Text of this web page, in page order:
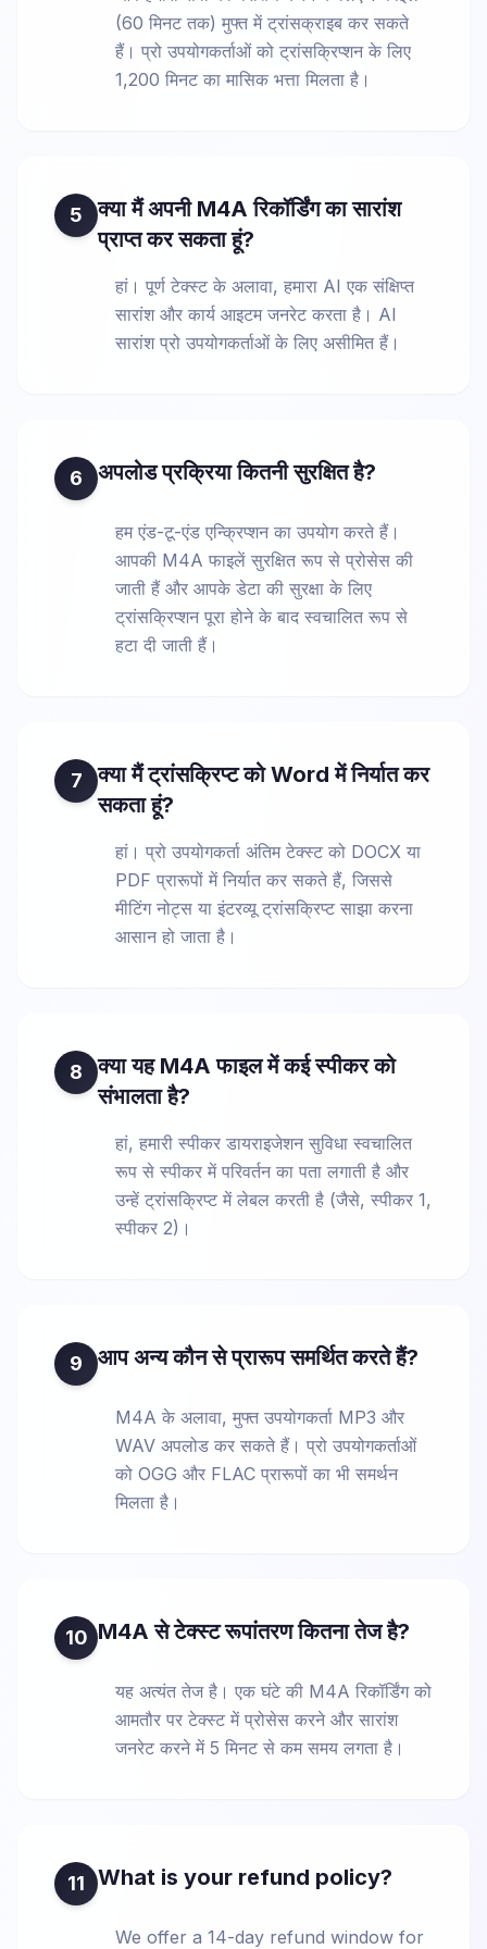
(60 मिनट तक) मुफ्त में ट्रांसक्राइब कर सकते
हैं। प्रो उपयोगकर्ताओं को ट्रांसक्रिप्शन के लिए
1,200 मिनट का मासिक भत्ता मिलता है।
5
क्या मैं अपनी M4A रिकॉर्डिंग का सारांश
प्राप्त कर सकता हूं?
हां। पूर्ण टेक्स्ट के अलावा, हमारा AI एक संक्षिप्त
सारांश और कार्य आइटम जनरेट करता है। AI
सारांश प्रो उपयोगकर्ताओं के लिए असीमित हैं।
6 अपलोड प्रक्रिया कितनी सुरक्षित है?
हम एंड-टू-एंड एन्क्रिप्शन का उपयोग करते हैं।
आपकी M4A फाइलें सुरक्षित रूप से प्रोसेस की
जाती हैं और आपके डेटा की सुरक्षा के लिए
ट्रांसक्रिप्शन पूरा होने के बाद स्वचालित रूप से
हटा दी जाती हैं।
7
क्या मैं ट्रांसक्रिप्ट को Word में निर्यात कर
सकता हूं?
हां। प्रो उपयोगकर्ता अंतिम टेक्स्ट को DOCX या
PDF प्रारूपों में निर्यात कर सकते हैं, जिससे
मीटिंग नोट्स या इंटरव्यू ट्रांसक्रिप्ट साझा करना
आसान हो जाता है।
8
क्या यह M4A फाइल में कई स्पीकर को
संभालता है?
हां, हमारी स्पीकर डायराइजेशन सुविधा स्वचालित
रूप से स्पीकर में परिवर्तन का पता लगाती है और
उन्हें ट्रांसक्रिप्ट में लेबल करती है (जैसे, स्पीकर 1,
स्पीकर 2)।
9 आप अन्य कौन से प्रारूप समर्थित करते हैं?
M4A के अलावा, मुफ्त उपयोगकर्ता MP3 और
WAV अपलोड कर सकते हैं। प्रो उपयोगकर्ताओं
को OGG और FLAC प्रारूपों का भी समर्थन
मिलता है।
10 M4A से टेक्स्ट रूपांतरण कितना तेज है?
यह अत्यंत तेज है। एक घंटे की M4A रिकॉर्डिंग को
आमतौर पर टेक्स्ट में प्रोसेस करने और सारांश
जनरेट करने में 5 मिनट से कम समय लगता है।
11 What is your refund policy?
We offer a 14-day refund window for